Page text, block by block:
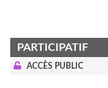
PARTICIPATIF
ACCÈS PUBLIC